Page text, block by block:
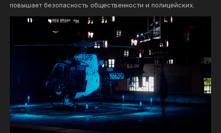
повышает безопасность общественности и полицейских.